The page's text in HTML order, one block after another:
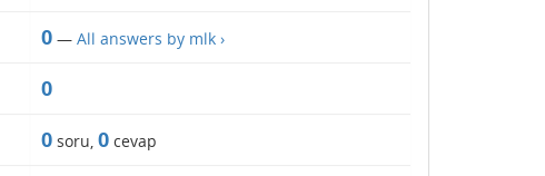
0— All answers by mlk ›
0
0soru, 0cevap